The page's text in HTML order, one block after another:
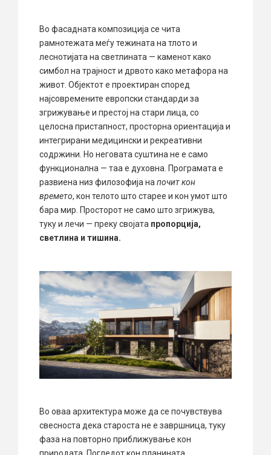
Во фасадната композиција се чита
рамнотежата меѓу тежината на тлото и
леснотијата на светлината — каменот како
симбол на трајност и дрвото како метафора на
живот. Објектот е проектиран според
наjсовремените европски стандарди за
згрижување и престој на стари лица, со
целосна пристапност, просторна ориентација и
интегрирани медицински и рекреативни
содржини. Но неговата суштина не е само
функционална — таа е духовна. Програмата е
развиена низ филозофија на почит кон
времето, кон телото што старее и кон умот што
бара мир. Просторот не само што згрижува,
туку и лечи — преку својата пропорција,
светлина и тишина.
Во оваа архитектура може да се почувствува
свесноста дека староста не е завршница, туку
фаза на повторно приближување кон